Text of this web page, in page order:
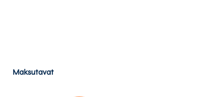
Maksutavat